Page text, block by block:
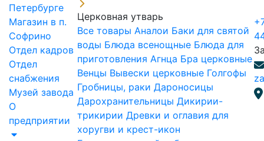
Петербурге
Магазин в п.
Софрино
Отдел кадров
Отдел
снабжения
Музей завода
О
предприятии
Церковная утварь
Все товары Аналои Баки для святой
воды Блюда всенощные Блюда для
приготовления Агнца Бра церковные
Венцы Вывески церковные Голгофы
Гробницы, раки Дароносицы
Дарохранительницы Дикирии-
трикирии Древки и оглавия для
хоругви и крест-икон